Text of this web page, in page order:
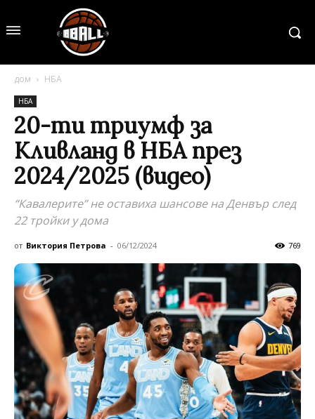
дом НБА
НБА
20-ти триумф за
Кливланд в НБА през
2024/2025 (видео)
“Кавалерите” не оставиха шансове на Денвър след
22 тройки у дома
от Виктория Петрова - 06/12/2024 769